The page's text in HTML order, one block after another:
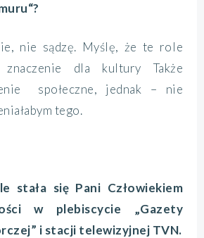
nie sądzę. Myślę, że te role
znaczenie dla kultury Także
społeczne, jednak – nie
tego.
stała się Pani Człowiekiem
w plebiscycie „Gazety
i stacji telewizyjnej TVN.